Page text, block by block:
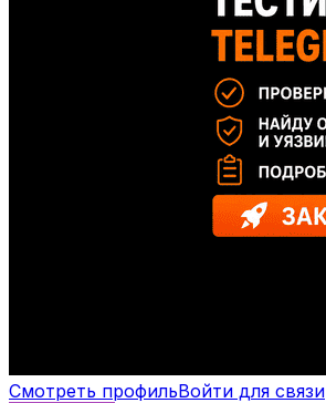
Смотреть профильВойти для связи